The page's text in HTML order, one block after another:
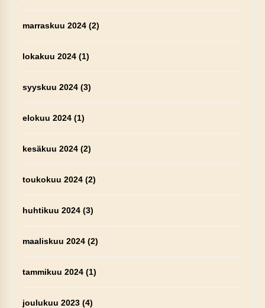
marraskuu 2024(2)
lokakuu 2024(1)
syyskuu 2024(3)
elokuu 2024(1)
kesäkuu 2024(2)
toukokuu 2024(2)
huhtikuu 2024(3)
maaliskuu 2024(2)
tammikuu 2024(1)
joulukuu 2023(4)